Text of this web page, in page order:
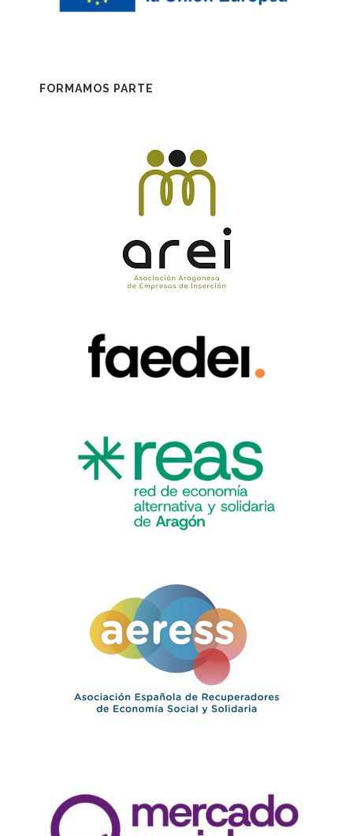
FORMAMOS PARTE